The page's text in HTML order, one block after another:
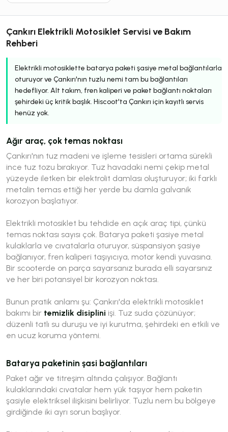
Çankırı Elektrikli Motosiklet Servisi ve Bakım
Rehberi
Elektrikli motosiklette batarya paketi şasiye metal bağlantılarla
oturuyor ve Çankırı'nın tuzlu nemi tam bu bağlantıları
hedefliyor. Alt takım, fren kaliperi ve paket bağlantı noktaları
şehirdeki üç kritik başlık. Hiscoot'ta Çankırı için kayıtlı servis
henüz yok.
Ağır araç, çok temas noktası
Çankırı'nın tuz madeni ve işleme tesisleri ortama sürekli
ince tuz tozu bırakıyor. Tuz havadaki nemi çekip metal
yüzeyde iletken bir elektrolit damlası oluşturuyor; iki farklı
metalin temas ettiği her yerde bu damla galvanik
korozyon başlatıyor.
Elektrikli motosiklet bu tehdide en açık araç tipi, çünkü
temas noktası sayısı çok. Batarya paketi şasiye metal
kulaklarla ve cıvatalarla oturuyor, süspansiyon şasiye
bağlanıyor, fren kaliperi taşıyıcıya, motor kendi yuvasına.
Bir scooterde on parça sayarsanız burada elli sayarsınız
ve her biri potansiyel bir korozyon noktası.
Bunun pratik anlamı şu: Çankırı'da elektrikli motosiklet
bakımı bir temizlik disiplini işi. Tuz suda çözünüyor;
düzenli tatlı su duruşu ve iyi kurutma, şehirdeki en etkili ve
en ucuz koruma yöntemi.
Batarya paketinin şasi bağlantıları
Paket ağır ve titreşim altında çalışıyor. Bağlantı
kulaklarındaki cıvatalar hem yük taşıyor hem paketin
şasiyle elektriksel ilişkisini belirliyor. Tuzlu nem bu bölgeye
girdiğinde iki ayrı sorun başlıyor.